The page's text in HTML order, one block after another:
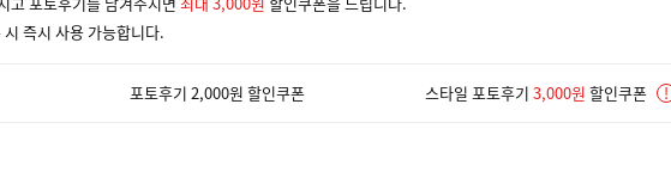
즉시 사용 가능합니다.
포토후기 2,000원 할인쿠폰 스타일 포토후기 3,000원 할인쿠폰 !